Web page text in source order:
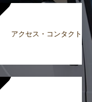
アクセス・コンタクト